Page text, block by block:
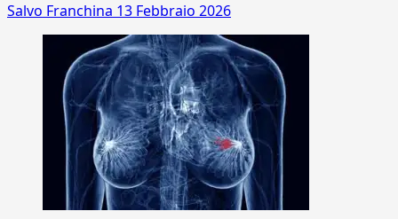
Salvo Franchina 13 Febbraio 2026